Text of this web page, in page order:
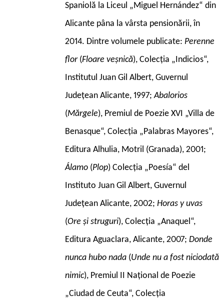
Spaniolă la Liceul „Miguel Hernández“ din
Alicante pâna la vârsta pensionării, în
2014. Dintre volumele publicate: Perenne
flor (Floare veșnică), Colecția „Indicios“,
Institutul Juan Gil Albert, Guvernul
Județean Alicante, 1997;Abalorios
(Mărgele), Premiul de Poezie XVI „Villa de
Benasque“, Colecția „Palabras Mayores“,
Editura Alhulia, Motril (Granada), 2001;
Álamo (Plop) Colecția „Poesía“ del
Instituto Juan Gil Albert, Guvernul
Județean Alicante, 2002; Horas y uvas
(Ore și struguri), Colecția „Anaquel“,
Editura Aguaclara, Alicante, 2007; Donde
nunca hubo nada (Unde nu a fost niciodată
nimic), Premiul II Național de Poezie
„Ciudad de Ceuta“, Colecția